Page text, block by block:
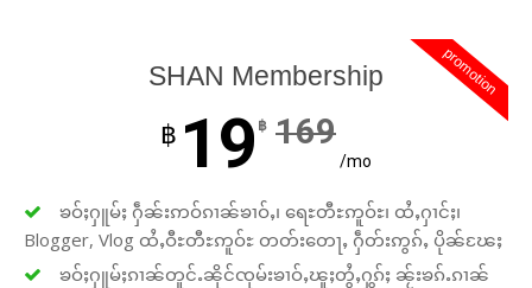
justice can thrive.
Donate Now
promotion
SHAN Membership
฿ 19 ฿ 169
/mo
ၶဝ်ႈႁူမ်ႈ ႁဵၼ်းဢဝ်ၵၢၼ်ၶၢဝ်ႇ၊ ရေႊတီႊဢူဝ်ႊ၊ ထႆႇႁၢင်ႈ၊
Blogger, Vlog ထႆႇဝီႊတီႊဢူဝ်ႊ တတ်းတေႃႇ ႁဵတ်းဢွၵ်ႇ ပိုၼ်ၽႄႈ
ၶဝ်ႈႁူမ်ႈၵၢၼ်တူင်ႉၼိုင်ၸုမ်းၶၢဝ်ႇၽူႈတွႆႇႁွၵ်ႈ ၼႂ်းၶၵ်ႉၵၢၼ်